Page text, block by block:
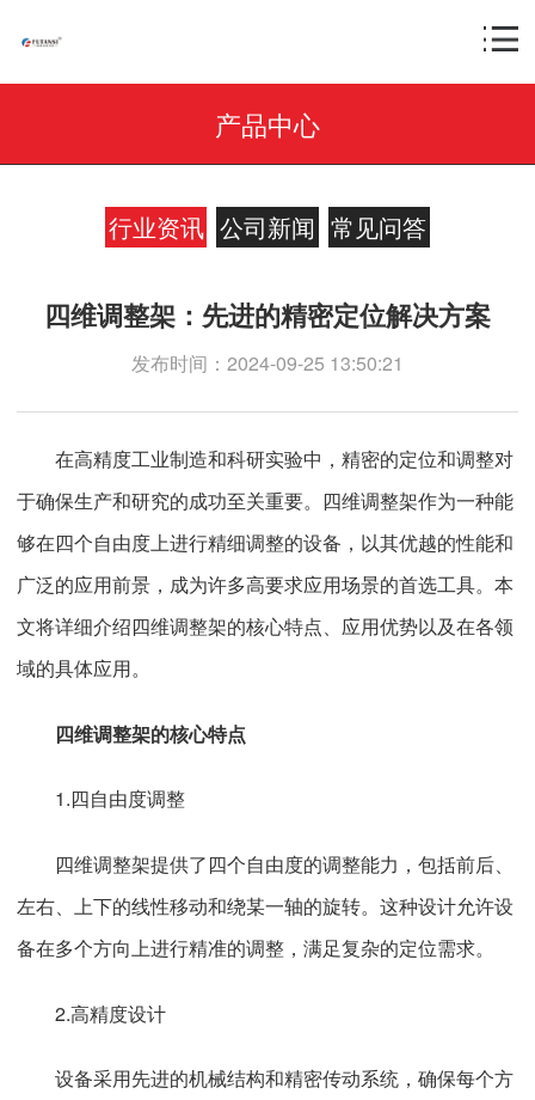
产品中心
行业资讯 公司新闻 常见问答
四维调整架：先进的精密定位解决方案
发布时间：2024-09-25 13:50:21
在高精度工业制造和科研实验中，精密的定位和调整对
于确保生产和研究的成功至关重要。四维调整架作为一种能
够在四个自由度上进行精细调整的设备，以其优越的性能和
广泛的应用前景，成为许多高要求应用场景的首选工具。本
文将详细介绍四维调整架的核心特点、应用优势以及在各领
域的具体应用。
四维调整架的核心特点
1.四自由度调整
四维调整架提供了四个自由度的调整能力，包括前后、
左右、上下的线性移动和绕某一轴的旋转。这种设计允许设
备在多个方向上进行精准的调整，满足复杂的定位需求。
2.高精度设计
设备采用先进的机械结构和精密传动系统，确保每个方